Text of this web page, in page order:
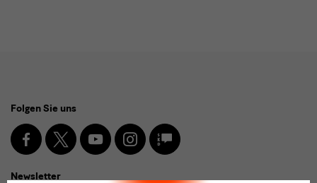
Media
und
Newsletter
Folgen Sie uns
Facebook
X YoutubeInstagramSKD
Blog
Newsletter